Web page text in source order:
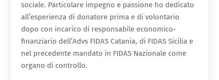
sociale. Particolare impegno e passione ho dedicato
all’esperienza di donatore prima e di volontario
dopo con incarico di responsabile economico-
finanziario dell’Advs FIDAS Catania, di FIDAS Sicilia e
nel precedente mandato in FIDAS Nazionale come
organo di controllo.